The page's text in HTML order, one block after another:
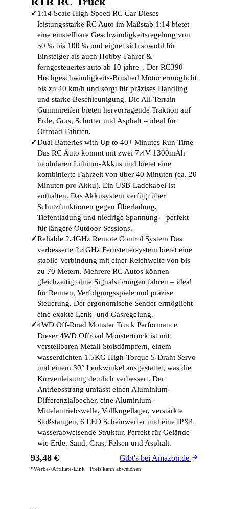
✓1:14 Scale High-Speed RC Car Dieses
leistungsstarke RC Auto im Maßstab 1:14 bietet
eine einstellbare Geschwindigkeitsregelung von
50 % bis 100 % und eignet sich sowohl für
Einsteiger als auch Hobby-Fahrer &
ferngesteuertes auto ab 10 jahre，Der RC390
Hochgeschwindigkeits-Brushed Motor ermöglicht
bis zu 40 km/h und sorgt für präzises Handling
und starke Beschleunigung. Die All-Terrain
Gummireifen bieten hervorragende Traktion auf
Erde, Gras, Schotter und Asphalt – ideal für
Offroad-Fahrten.
✓Dual Batteries with Up to 40+ Minutes Run Time
Das RC Auto kommt mit zwei 7.4V 1300mAh
modularen Lithium-Akkus und bietet eine
kombinierte Fahrzeit von über 40 Minuten (ca. 20
Minuten pro Akku). Ein USB-Ladekabel ist
enthalten. Das Akkusystem verfügt über
Schutzfunktionen gegen Überladung,
Tiefentladung und niedrige Spannung – perfekt
für längere Outdoor-Sessions.
✓Reliable 2.4GHz Remote Control System Das
verbesserte 2.4GHz Fernsteuersystem bietet eine
stabile Verbindung mit einer Reichweite von bis
zu 70 Metern. Mehrere RC Autos können
gleichzeitig ohne Signalstörungen fahren – ideal
für Rennen, Verfolgungsspiele und präzise
Steuerung. Der ergonomische Sender ermöglicht
eine exakte Lenk- und Gasregelung.
✓4WD Off-Road Monster Truck Performance
Dieser 4WD Offroad Monstertruck ist mit
verstellbaren Metall-Stoßdämpfern, einem
wasserdichten 1.5KG High-Torque 5-Draht Servo
und einem 30° Lenkwinkel ausgestattet, was die
Kurvenleistung deutlich verbessert. Der
Antriebsstrang umfasst einen Aluminium-
Differenzialbecher, eine Aluminium-
Mittelantriebswelle, Vollkugellager, verstärkte
Stoßstangen, 6 LED Scheinwerfer und eine IPX4
wasserabweisende Struktur. Perfekt für Gelände
wie Erde, Sand, Gras, Felsen und Asphalt.
93,48 € Gibt's bei Amazon.de
*Werbe-/Affiliate-Link · Preis kann abweichen